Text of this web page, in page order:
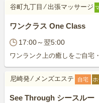
谷町九丁目 ⁄出張マッサージ
ワンクラス One Class
17:00～翌5:00
ワンランク上の癒しをご自宅
尼崎発⁄ メンズエステ 自宅
See Through シースルー